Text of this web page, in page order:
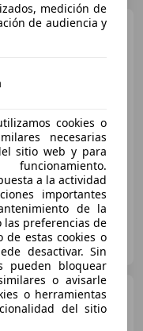
JukeDIG-T 84 kW
oferta
84 kW (114 CV)
Juke1.5dCi Tekna S
medición de
de audiencia y
cookies o
necesarias
sitio web y para
a la actividad
importantes
de la
preferencias de
de estas cookies o
desactivar. Sin
pueden bloquear
o avisarle
o herramientas
del sitio